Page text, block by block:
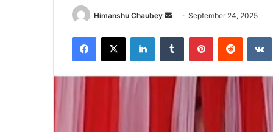
Himanshu Chaubey September 24, 2025